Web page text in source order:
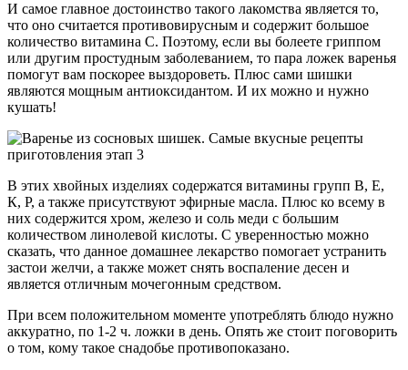
И самое главное достоинство такого лакомства является то,
что оно считается противовирусным и содержит большое
количество витамина С. Поэтому, если вы болеете гриппом
или другим простудным заболеванием, то пара ложек варенья
помогут вам поскорее выздороветь. Плюс сами шишки
являются мощным антиоксидантом. И их можно и нужно
кушать!
В этих хвойных изделиях содержатся витамины групп В, Е,
К, Р, а также присутствуют эфирные масла. Плюс ко всему в
них содержится хром, железо и соль меди с большим
количеством линолевой кислоты. С уверенностью можно
сказать, что данное домашнее лекарство помогает устранить
застои желчи, а также может снять воспаление десен и
является отличным мочегонным средством.
При всем положительном моменте употреблять блюдо нужно
аккуратно, по 1-2 ч. ложки в день. Опять же стоит поговорить
о том, кому такое снадобье противопоказано.